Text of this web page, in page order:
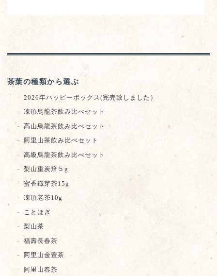
茶葉の種類から選ぶ
2026年ハッピーボックス(完売致しました）
凍頂烏龍茶飲み比べセット
高山烏龍茶飲み比べセット
阿里山茶飲み比べセット
高級烏龍茶飲み比べセット
梨山重炭焙５g
蜜香鐡芽茶15g
凍頂老茶10g
ことほぎ
梨山茶
福壽長春茶
阿里山金萱茶
阿里山春茶